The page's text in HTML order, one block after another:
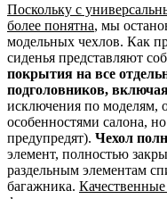
Поскольку с
более понятна, мы
модельных чехлов. Как
сиденья представляют
покрытия на все
подголовников,
исключения по моделям,
особенностями салона,
предупредят). Чехол
элемент, полностью
раздельным элементам
багажника.